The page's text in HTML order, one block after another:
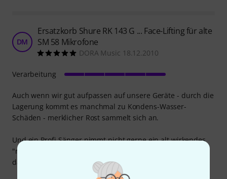
DM
Ersatzkorb Shure RK 143 G ... Face-Lifting für alte
SM 58 Mikrofone
DORA Music 18.12.2010
Auch wenn wir gut aufpassen auf unsere Geräte - durch die
Lagerung kommt es manchmal zu Kondens-Wasser-
Schäden - merklicher Rost sammelt sich an.
Und ein Profi-Sänger nimmt nicht gerne ein alt wirkendes
"rostiges" Mikrofon in die Hand. Zum Glück gibt es Abhilfe
dagegen: den Ersatzkorb Shure RK 143 G!
Verarbeitung